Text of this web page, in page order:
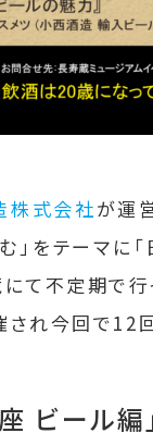
株式会社が運
をテーマに
て不定期で行
れ今回で12回
ビール編